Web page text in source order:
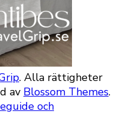
. Alla rättigheter
av Blossom Themes.
och